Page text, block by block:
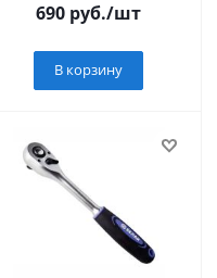
690 руб./шт
В корзину